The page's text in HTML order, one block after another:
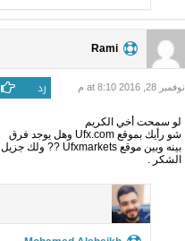
Rami
نوفمبر 28, 2016 at 8:10 م رد
لو سمحت أخي الكريم
شو رأيك بموقع Ufx.com وهل يوجد فرق
بينه وبين موقع Ufxmarkets ?? ولك جزيل
الشكر .